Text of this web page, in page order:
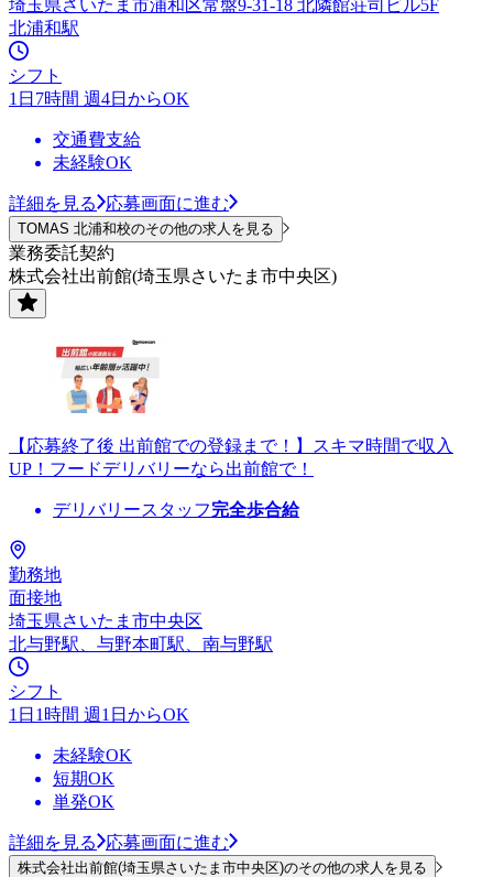
埼玉県さいたま市浦和区常盤9-31-18 北隣館荘司ビル5F
北浦和駅
シフト
1日7時間 週4日からOK
交通費支給
未経験OK
詳細を見る 応募画面に進む
TOMAS 北浦和校のその他の求人を見る
業務委託契約
株式会社出前館(埼玉県さいたま市中央区)
【応募終了後 出前館での登録まで！】スキマ時間で収入
UP！フードデリバリーなら出前館で！
デリバリースタッフ完全歩合給
勤務地
面接地
埼玉県さいたま市中央区
北与野駅、与野本町駅、南与野駅
シフト
1日1時間 週1日からOK
未経験OK
短期OK
単発OK
詳細を見る 応募画面に進む
株式会社出前館(埼玉県さいたま市中央区)のその他の求人を見る